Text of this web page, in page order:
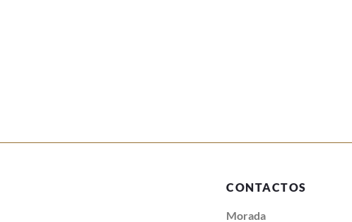
CONTACTOS
Morada